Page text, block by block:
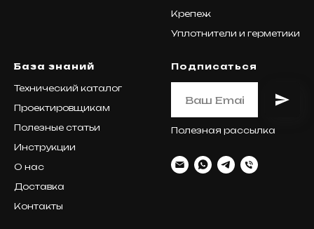
Крепеж
Уплотнители и герметики
База знаний
Технический каталог
Проектировщикам
Полезные статьи
Инструкции
О нас
Доставка
Контакты
Подписаться
Полезная рассылка